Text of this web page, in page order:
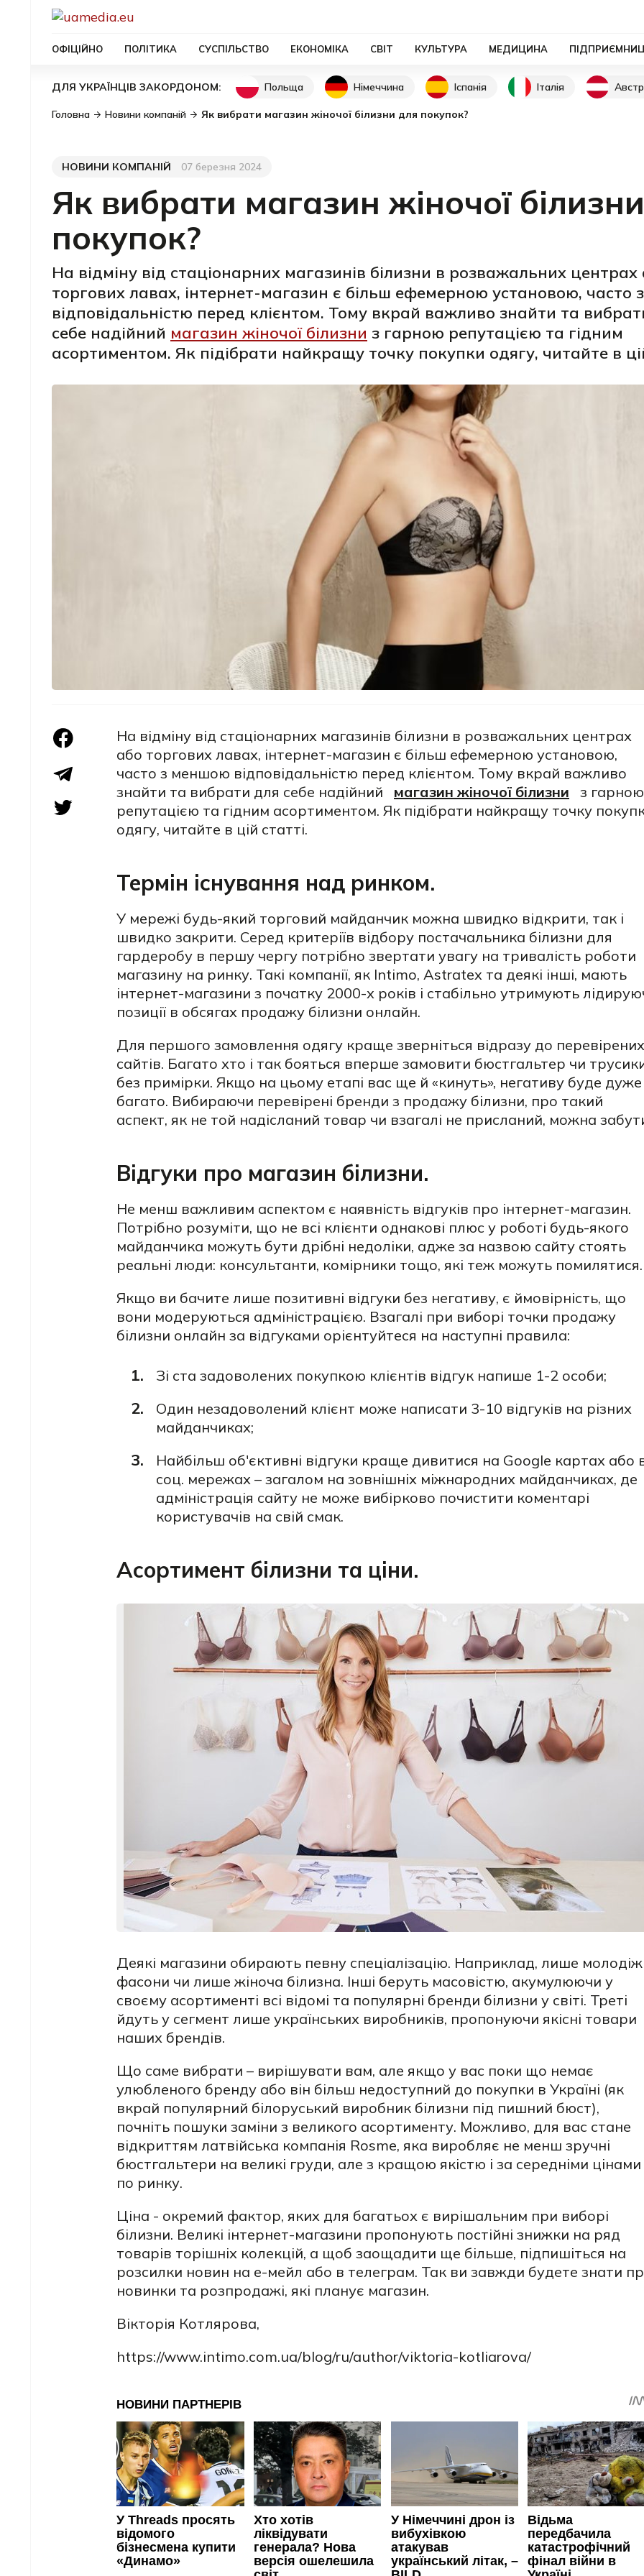
ОФІЦІЙНО ПОЛІТИКА СУСПІЛЬСТВО ЕКОНОМІКА СВІТ КУЛЬТУРА МЕДИЦИНА
ДЛЯ УКРАЇНЦІВ ЗАКОРДОНОМ: Польща Німеччина Іспанія Італія
Головна Новини компаній Як вибрати магазин жіночої білизни для покупок?
Категорія
НОВИНИ КОМПАНІЙ
Дата публікації 07 березня 2024
Як вибрати магазин жіночої
покупок?
На відміну від стаціонарних магазинів білизни в розважальних центрах
торгових лавах, інтернет-магазин є більш ефемерною установою, часто
відповідальністю перед клієнтом. Тому вкрай важливо знайти та
себе надійний магазин жіночої білизни з гарною репутацією та гідним
асортиментом. Як підібрати найкращу точку покупки одягу, читайте в
На відміну від стаціонарних магазинів білизни в розважальних центрах
або торгових лавах, інтернет-магазин є більш ефемерною установою,
часто з меншою відповідальністю перед клієнтом. Тому вкрай важливо
знайти та вибрати для себе надійний
магазин жіночої білизни
з гарною
репутацією та гідним асортиментом. Як підібрати найкращу точку
одягу, читайте в цій статті.
Термін існування над ринком.
У мережі будь-який торговий майданчик можна швидко відкрити, так і
швидко закрити. Серед критеріїв відбору постачальника білизни для
гардеробу в першу чергу потрібно звертати увагу на тривалість роботи
магазину на ринку. Такі компанії, як Intimo, Astratex та деякі інші, мають
інтернет-магазини з початку 2000-х років і стабільно утримують
позиції в обсягах продажу білизни онлайн.
Для першого замовлення одягу краще зверніться відразу до перевірених
сайтів. Багато хто і так бояться вперше замовити бюстгальтер чи
без примірки. Якщо на цьому етапі вас ще й «кинуть», негативу буде дуже
багато. Вибираючи перевірені бренди з продажу білизни, про такий
аспект, як не той надісланий товар чи взагалі не присланий, можна
Відгуки про магазин білизни.
Не менш важливим аспектом є наявність відгуків про інтернет-магазин.
Потрібно розуміти, що не всі клієнти однакові плюс у роботі будь-якого
майданчика можуть бути дрібні недоліки, адже за назвою сайту стоять
реальні люди: консультанти, комірники тощо, які теж можуть помилятися.
Якщо ви бачите лише позитивні відгуки без негативу, є ймовірність, що
вони модеруються адміністрацією. Взагалі при виборі точки продажу
білизни онлайн за відгуками орієнтуйтеся на наступні правила:
Зі ста задоволених покупкою клієнтів відгук напише 1-2 особи;
Один незадоволений клієнт може написати 3-10 відгуків на різних
майданчиках;
Найбільш об'єктивні відгуки краще дивитися на Google картах або
соц. мережах – загалом на зовнішніх міжнародних майданчиках, де
адміністрація сайту не може вибірково почистити коментарі
користувачів на свій смак.
Асортимент білизни та ціни.
Деякі магазини обирають певну спеціалізацію. Наприклад, лише
фасони чи лише жіноча білизна. Інші беруть масовістю, акумулюючи у
своєму асортименті всі відомі та популярні бренди білизни у світі. Треті
йдуть у сегмент лише українських виробників, пропонуючи якісні товари
наших брендів.
Що саме вибрати – вирішувати вам, але якщо у вас поки що немає
улюбленого бренду або він більш недоступний до покупки в Україні (як
вкрай популярний білоруський виробник білизни під пишний бюст),
почніть пошуки заміни з великого асортименту. Можливо, для вас стане
відкриттям латвійська компанія Rosme, яка виробляє не менш зручні
бюстгальтери на великі груди, але з кращою якістю і за середніми цінами
по ринку.
Ціна - окремий фактор, яких для багатьох є вирішальним при виборі
білизни. Великі інтернет-магазини пропонують постійні знижки на ряд
товарів торішніх колекцій, а щоб заощадити ще більше, підпишіться на
розсилки новин на е-мейл або в телеграм. Так ви завжди будете знати
новинки та розпродажі, які планує магазин.
Вікторія Котлярова,
https://www.intimo.com.ua/blog/ru/author/viktoria-kotliarova/